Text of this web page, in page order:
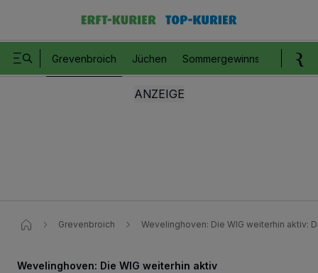
Grevenbroich Jüchen Sommergewinnspiel
Grevenbroich Wevelinghoven: Die WIG weiterhin aktiv:
Wevelinghoven: Die WIG weiterhin aktiv